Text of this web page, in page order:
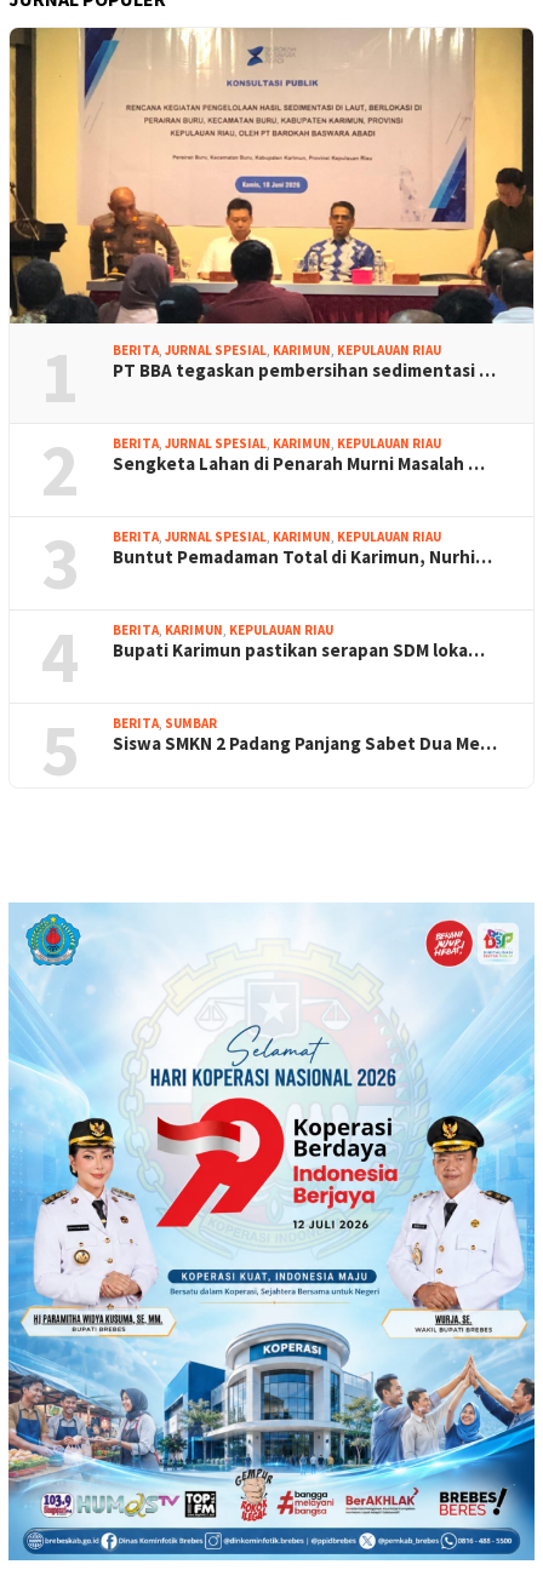
1 BERITA, JURNAL SPESIAL, KARIMUN, KEPULAUAN RIAU
PT BBA tegaskan pembersihan sedimentasi …
2 BERITA, JURNAL SPESIAL, KARIMUN, KEPULAUAN RIAU
Sengketa Lahan di Penarah Murni Masalah …
3 BERITA, JURNAL SPESIAL, KARIMUN, KEPULAUAN RIAU
Buntut Pemadaman Total di Karimun, Nurhi…
4 BERITA, KARIMUN, KEPULAUAN RIAU
Bupati Karimun pastikan serapan SDM loka…
5 BERITA, SUMBAR
Siswa SMKN 2 Padang Panjang Sabet Dua Me…